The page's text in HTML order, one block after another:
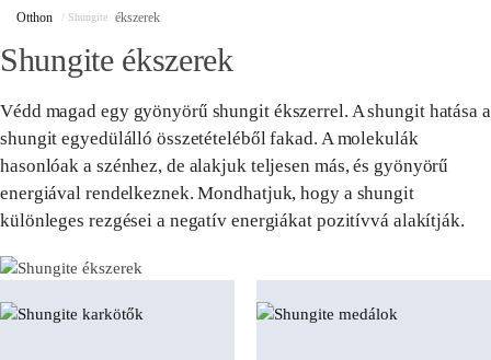
Otthon / Shungite ékszerek
Shungite ékszerek
Védd magad egy gyönyörű shungit ékszerrel. A shungit hatása a
shungit egyedülálló összetételéből fakad. A molekulák
hasonlóak a szénhez, de alakjuk teljesen más, és gyönyörű
energiával rendelkeznek. Mondhatjuk, hogy a shungit
különleges rezgései a negatív energiákat pozitívvá alakítják.